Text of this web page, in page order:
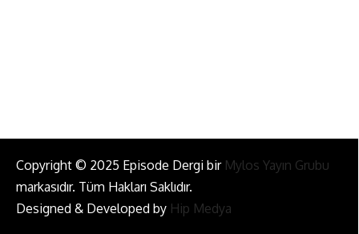
Copyright © 2025 Episode Dergi bir Mylos Yayın Grubu
markasıdır. Tüm Hakları Saklıdır.
Designed & Developed by Hip Medya